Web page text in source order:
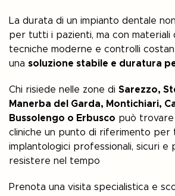
La durata di un impianto dentale
per tutti i pazienti, ma con materiali
tecniche moderne e controlli
una soluzione stabile e duratura
Chi risiede nelle zone di Sarezzo,
Manerba del Garda, Montichiari,
Bussolengo o Erbusco può
cliniche un punto di riferimento per
implantologici professionali, sicuri
resistere nel tempo
Prenota una visita specialistica e